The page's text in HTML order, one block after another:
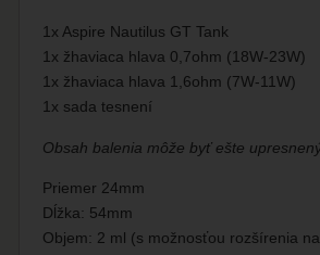
1x Aspire Nautilus GT Tank
1x žhaviaca hlava 0,7ohm (18W-23W)
1x žhaviaca hlava 1,6ohm (7W-11W)
1x sada tesnení
Obsah balenia môže byť ešte
Priemer 24mm
Dĺžka: 54mm
Objem: 2 ml (s možnosťou rozšírenia